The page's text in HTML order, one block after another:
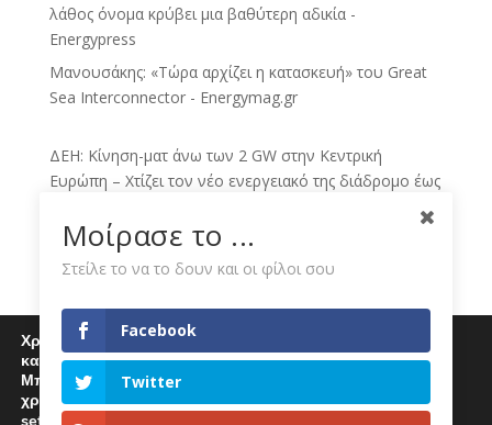
λάθος όνομα κρύβει μια βαθύτερη αδικία -
Energypress
Μανουσάκης: «Τώρα αρχίζει η κατασκευή» του Great
Sea Interconnector - Energymag.gr
ΔΕΗ: Κίνηση-ματ άνω των 2 GW στην Κεντρική
Ευρώπη – Χτίζει τον νέο ενεργειακό της διάδρομο έως
ΔΕΗ: Νέα συμφωνία για ΑΠΕ άνω των 2 GW στην
Πολωνία και την Ουγγαρία - sofokleous10.gr
toManifesto.gr
Πολωνία – Ουγγαρία: Η ΔΕΗ χτίζει πράσινο
χαρτοφυλάκιο 2 GW - sbctv.gr
ΔΕΗ: Εξαγοράζει χαρτοφυλάκιο ΑΠΕ άνω των 2 GW σε
Χρησιμοποιούμε cookies για να σας προσφέρουμε μία
καλύτερη εμπειρία περιήγησης στον ιστότοπό μας.
Μπορείτε να μάθετε περισσότερα για τα cookies που
χρησιμοποιούμε
settings.
Μοίρασε το ...
Στείλε το να το δουν και οι φίλοι σου
Facebook
Twitter